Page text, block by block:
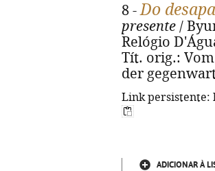
8 -Do
presente /
Relógio
Tít. orig.:
der
Link persistente:
ADICIONAR À